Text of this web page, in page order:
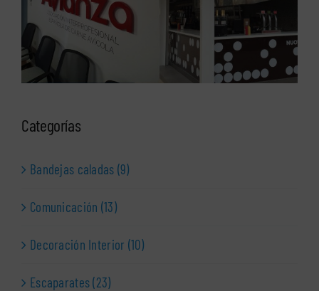
Categorías
Bandejas caladas (9)
Comunicación (13)
Decoración Interior (10)
Escaparates (23)